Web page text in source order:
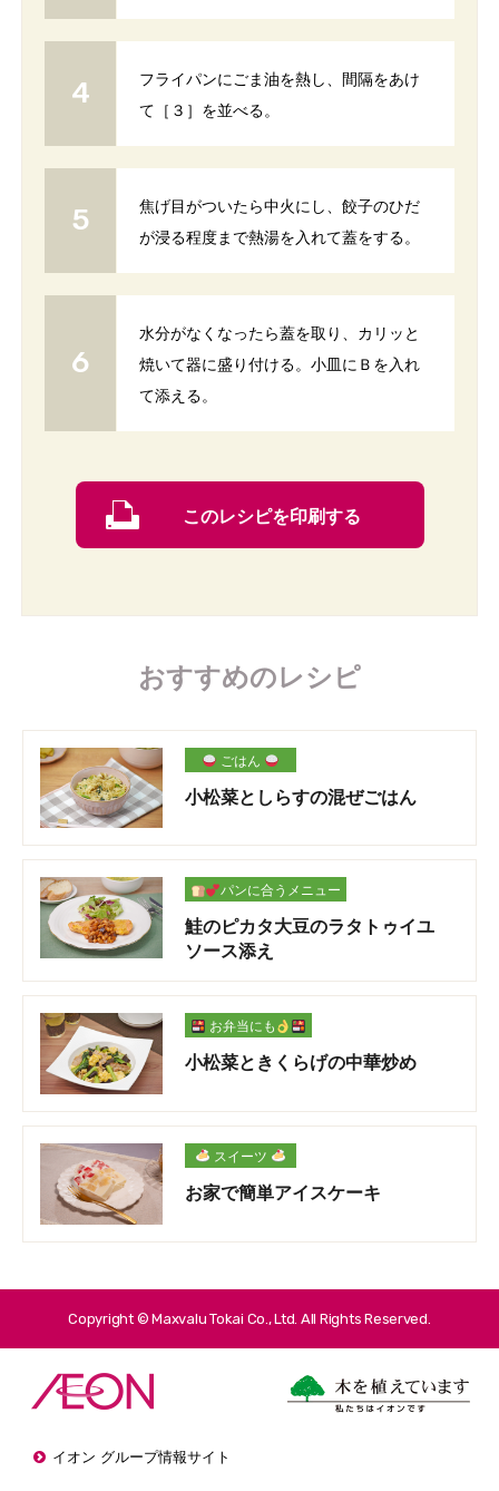
フライパンにごま油を熱し、間隔をあけ
て［３］を並べる。
焦げ目がついたら中火にし、餃子のひだ
が浸る程度まで熱湯を入れて蓋をする。
水分がなくなったら蓋を取り、カリッと
焼いて器に盛り付ける。小皿にＢを入れ
て添える。
このレシピを印刷する
おすすめのレシピ
ごはん
小松菜としらすの混ぜごはん
パンに合うメニュー
鮭のピカタ大豆のラタトゥイユ
ソース添え
お弁当にも
小松菜ときくらげの中華炒め
スイーツ
お家で簡単アイスケーキ
Copyright © Maxvalu Tokai Co., Ltd. All Rights Reserved.
イオン グループ情報サイト